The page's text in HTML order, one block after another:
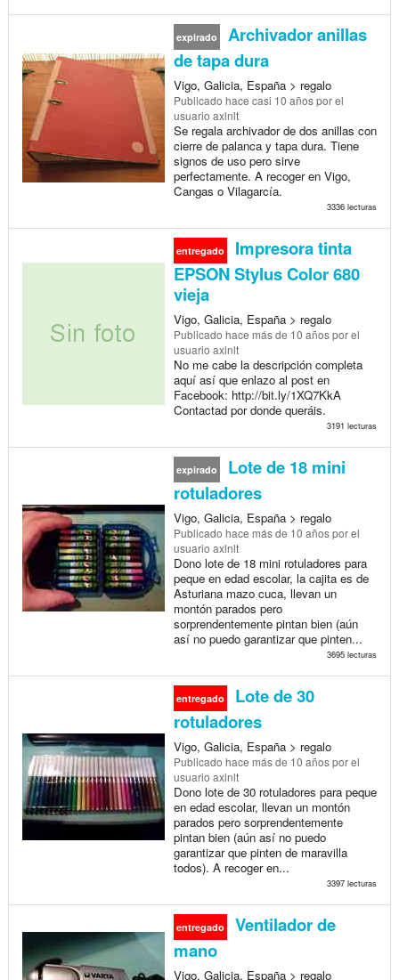
expirado
Archivador anillas
de tapa dura
Vigo, Galicia, España > regalo
Publicado hace casi 10 añospor el
usuario axlnlt
Se regala archivador de dos anillas con
cierre de palanca y tapa dura. Tiene
signos de uso pero sirve
perfectamente. A recoger en Vigo,
Cangas o Vilagarcía.
3336 lecturas
entregado
Impresora tinta
EPSON Stylus Color 680
vieja
Vigo, Galicia, España > regalo
Publicado hace más de 10 añospor el
usuario axlnlt
No me cabe la descripción completa
aquí así que enlazo al post en
Facebook: http://bit.ly/1XQ7KkA
Contactad por donde queráis.
3191 lecturas
expirado
Lote de 18 mini
rotuladores
Vigo, Galicia, España > regalo
Publicado hace más de 10 añospor el
usuario axlnlt
Dono lote de 18 mini rotuladores para
peque en edad escolar, la cajita es de
Asturiana mazo cuca, llevan un
montón parados pero
sorprendentemente pintan bien (aún
así no puedo garantizar que pinten...
3695 lecturas
entregado
Lote de 30
rotuladores
Vigo, Galicia, España > regalo
Publicado hace más de 10 añospor el
usuario axlnlt
Dono lote de 30 rotuladores para peque
en edad escolar, llevan un montón
parados pero sorprendentemente
pintan bien (aún así no puedo
garantizar que pinten de maravilla
todos). A recoger en...
3397 lecturas
entregado
Ventilador de
mano
Vigo, Galicia, España > regalo